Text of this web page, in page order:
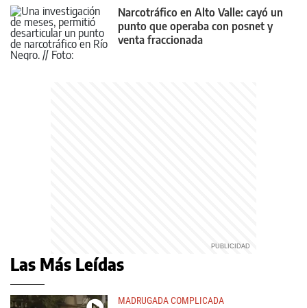
Narcotráfico en Alto Valle: cayó un
punto que operaba con posnet y
venta fraccionada
Las Más Leídas
MADRUGADA COMPLICADA